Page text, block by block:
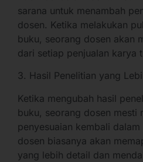
sarana untuk menambah
dosen. Ketika melakukan
buku, seorang dosen akan
dari setiap penjualan karya
3. Hasil Penelitian yang
Ketika mengubah hasil
buku, seorang dosen mesti
penyesuaian kembali
dosen biasanya akan
yang lebih detail dan